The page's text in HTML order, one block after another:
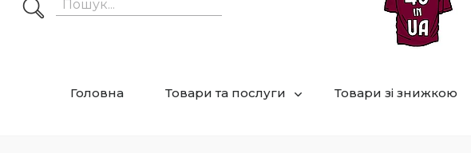
Головна Товари та послуги Товари зі знижкою